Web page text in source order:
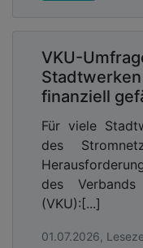
VKU-
finanziell
Für viele
des
des Verbands
(VKU):[...]
01.07.2026,